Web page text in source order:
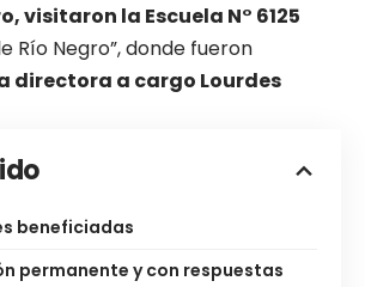
visitaron la Escuela N° 6125
Río Negro”, donde fueron
directora a cargo Lourdes
beneficiadas
permanente y con respuestas